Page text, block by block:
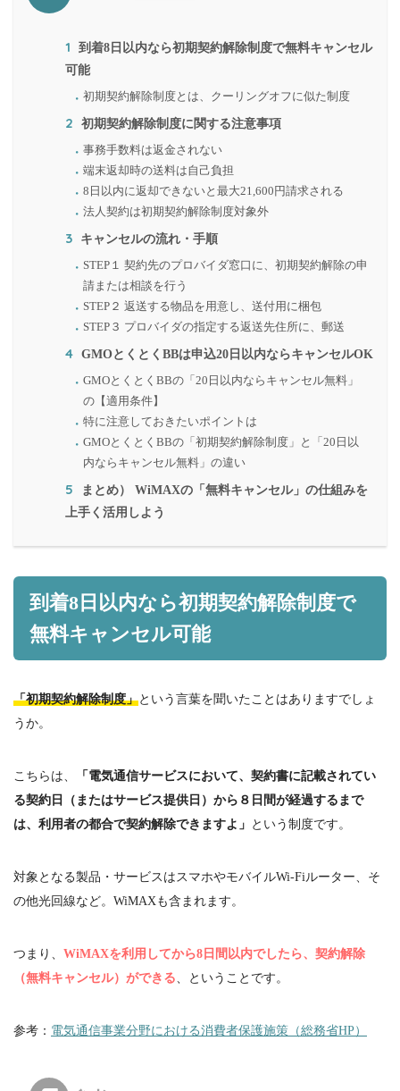
1
到着8日以内なら初期契約解除制度で無料キャンセル
可能
初期契約解除制度とは、クーリングオフに似た制度
2
初期契約解除制度に関する注意事項
事務手数料は返金されない
端末返却時の送料は自己負担
8日以内に返却できないと最大21,600円請求される
法人契約は初期契約解除制度対象外
3
キャンセルの流れ・手順
STEP１ 契約先のプロバイダ窓口に、初期契約解除の申
請または相談を行う
STEP２ 返送する物品を用意し、送付用に梱包
STEP３ プロバイダの指定する返送先住所に、郵送
4 GMOとくとくBBは申込20日以内ならキャンセルOK
GMOとくとくBBの「20日以内ならキャンセル無料」
の【適用条件】
特に注意しておきたいポイントは
GMOとくとくBBの「初期契約解除制度」と「20日以
内ならキャンセル無料」の違い
5
まとめ） WiMAXの「無料キャンセル」の仕組みを
上手く活用しよう
到着8 日以内なら初期契約解除制度で
無料キャンセル可能
「初期契約解除制度」という言葉を聞いたことはありますでしょ
うか。
こちらは、
「電気通信サービスにおいて、契約書に記載されてい
る契約日（またはサービス提供日）から８日間が経過するまで
は、利用者の都合で契約解除できますよ」 という制度です。
対象となる製品・サービスはスマホやモバイルWi-Fiルーター、そ
の他光回線など。 WiMAXも含まれます。
つまり、 WiMAXを利用してから8日間以内でしたら、契約解除
（無料キャンセル）ができる、ということです。
参考： 電気通信事業分野における消費者保護施策（総務省HP）